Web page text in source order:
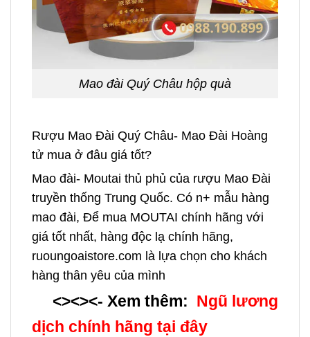
Mao đài Quý Châu hộp quà
Rượu Mao Đài Quý Châu- Mao Đài Hoàng
tử mua ở đâu giá tốt?
Mao đài- Moutai thủ phủ của rượu Mao Đài
truyền thống Trung Quốc. Có n+ mẫu hàng
mao đài, Để mua MOUTAI chính hãng với
giá tốt nhất, hàng độc lạ chính hãng,
ruoungoaistore.com là lựa chọn cho khách
hàng thân yêu của mình
<><><- Xem thêm: Ngũ lương
dịch chính hãng tại đây